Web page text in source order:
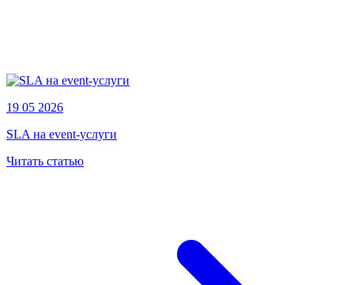
19 05 2026
SLA на event-услуги
Читать статью